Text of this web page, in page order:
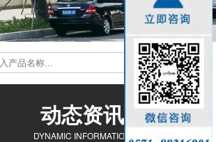
动态资讯
DYNAMIC INFORMATION